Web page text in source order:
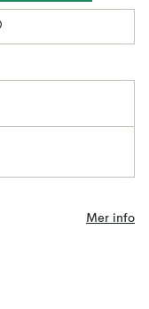
Mer info